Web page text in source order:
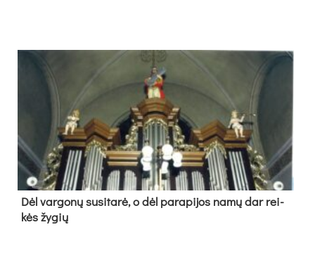
Dėl var­go­nų su­si­ta­rė, o dėl pa­ra­pi­jos na­mų dar rei­
kės žy­gių